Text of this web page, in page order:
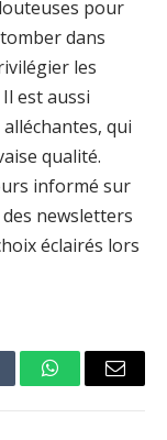
pour
dans
les
est aussi
qui
qualité.
informé sur
des newsletters
éclairés lors
WhatsAppEmail